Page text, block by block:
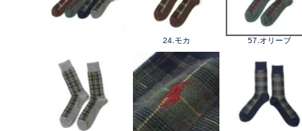
24.モカ 57.オリーブ